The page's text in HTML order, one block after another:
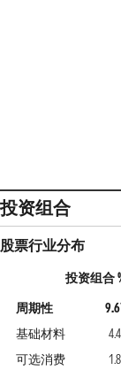
投资组合
股票行业分布
投资组合
周期性
基础材料
可选消费